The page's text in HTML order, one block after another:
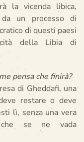
la vicenda libica,
un processo di
di questi paesi
della Libia di
pensa che finirà?
di Gheddafi, una
restare o deve
lì, senza una vera
che se ne vada